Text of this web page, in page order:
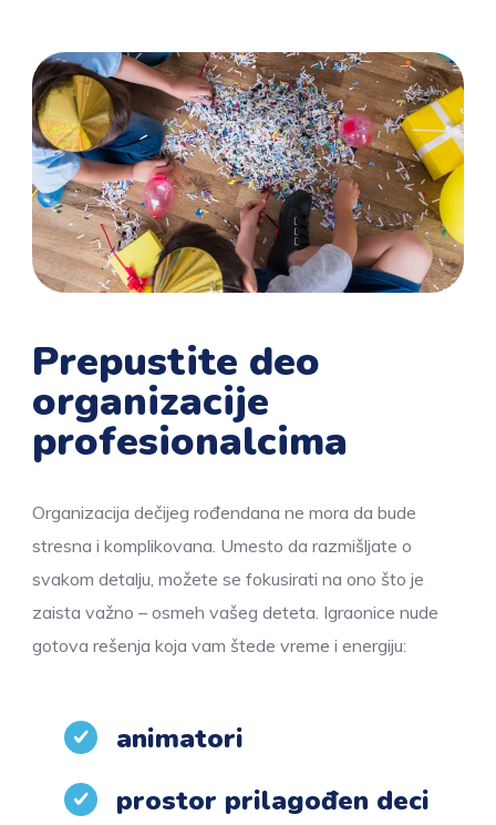
Prepustite deo
organizacije
profesionalcima
Organizacija dečijeg rođendana ne mora da bude
stresna i komplikovana. Umesto da razmišljate o
svakom detalju, možete se fokusirati na ono što je
zaista važno – osmeh vašeg deteta. Igraonice nude
gotova rešenja koja vam štede vreme i energiju:
animatori
prostor prilagođen deci